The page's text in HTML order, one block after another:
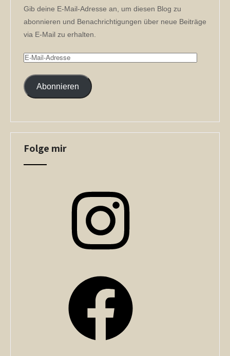
Gib deine E-Mail-Adresse an, um diesen Blog zu
abonnieren und Benachrichtigungen über neue Beiträge
via E-Mail zu erhalten.
E-
AdresseAbonnieren
Folge mir